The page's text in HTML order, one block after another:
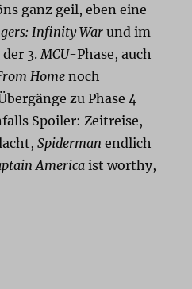
ganz geil, eben eine
Infinity War und im
3. MCU-Phase, auch
Home noch
zu Phase 4
Spoiler: Zeitreise,
Spiderman endlich
Americaist worthy,